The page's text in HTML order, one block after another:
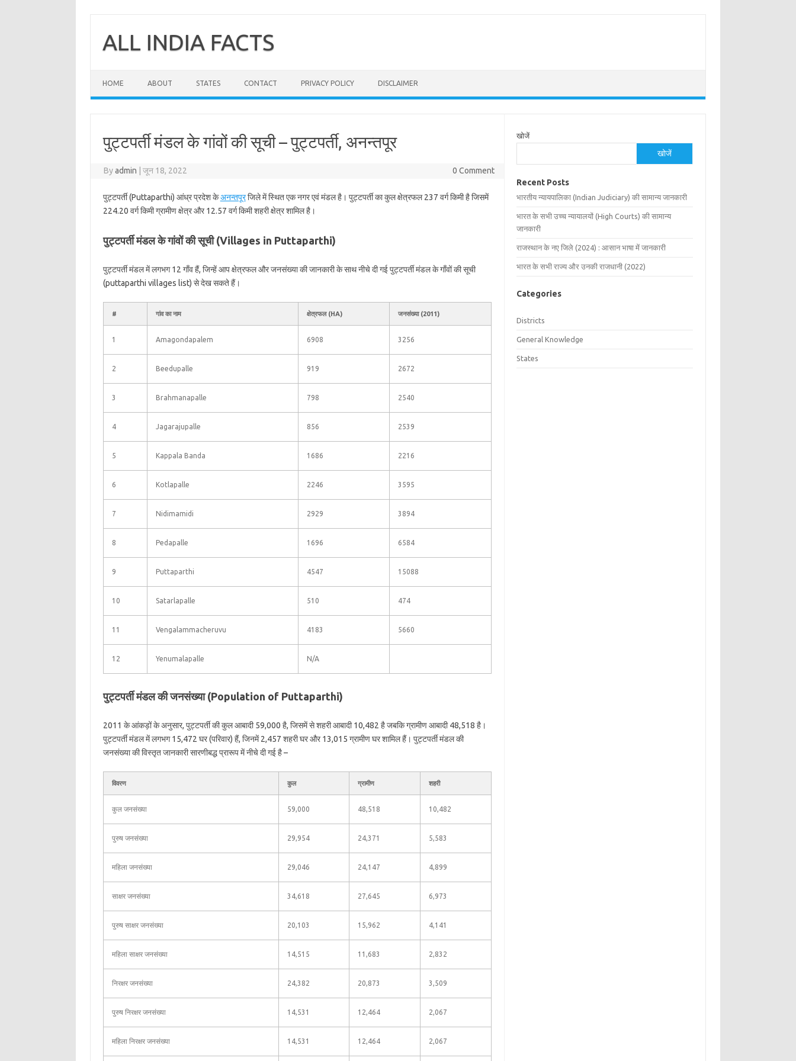
contentALL INDIA FACTS
HOME ABOUT STATES CONTACT PRIVACY POLICY DISCLAIMER
पुट्टपर्ती मंडल के गांवों की सूची – पुट्टपर्ती, अनन्तपूर
Byadmin जून 18, 2022 0 Comment
पुट्टपर्ती (Puttaparthi) आंध्र प्रदेश केअनन्तपूरजिले में स्थित एक नगर एवं मंडल है। पुट्टपर्ती का कुल क्षेत्रफल 237 वर्ग किमी है जिसमें
224.20 वर्ग किमी ग्रामीण क्षेत्र और 12.57 वर्ग किमी शहरी क्षेत्र शामिल है।
पुट्टपर्ती मंडल के गांवों की सूची (Villages in Puttaparthi)
पुट्टपर्ती मंडल में लगभग 12 गाँव हैं, जिन्हें आप क्षेत्रफल और जनसंख्या की जानकारी के साथ नीचे दी गई पुट्टपर्ती मंडल के गाँवों की सूची
(puttaparthi villages list) से देख सकते हैं।
# गांव का नाम क्षेत्रफल (HA) जनसंख्या (2011)
1 Amagondapalem 6908 3256
2 Beedupalle 919 2672
3 Brahmanapalle 798 2540
4 Jagarajupalle 856 2539
5 Kappala Banda 1686 2216
6 Kotlapalle 2246 3595
7 Nidimamidi 2929 3894
8 Pedapalle 1696 6584
9 Puttaparthi 4547 15088
10 Satarlapalle 510 474
11 Vengalammacheruvu 4183 5660
12 Yenumalapalle N/A
पुट्टपर्ती मंडल की जनसंख्या (Population of Puttaparthi)
2011 के आंकड़ों के अनुसार, पुट्टपर्ती की कुल आबादी 59,000 है, जिसमें से शहरी आबादी 10,482 है जबकि ग्रामीण आबादी 48,518 है।
पुट्टपर्ती मंडल में लगभग 15,472 घर (परिवार) हैं, जिनमें 2,457 शहरी घर और 13,015 ग्रामीण घर शामिल हैं। पुट्टपर्ती मंडल की
जनसंख्या की विस्तृत जानकारी सारणीबद्ध प्रारूप में नीचे दी गई है –
विवरण कुल ग्रामीण शहरी
कुल जनसंख्या 59,000 48,518 10,482
पुरुष जनसंख्या 29,954 24,371 5,583
महिला जनसंख्या 29,046 24,147 4,899
साक्षर जनसंख्या 34,618 27,645 6,973
पुरुष साक्षर जनसंख्या 20,103 15,962 4,141
महिला साक्षर जनसंख्या 14,515 11,683 2,832
निरक्षर जनसंख्या 24,382 20,873 3,509
पुरुष निरक्षर जनसंख्या 14,531 12,464 2,067
महिला निरक्षर जनसंख्या 14,531 12,464 2,067
खोजें
खोजें
Recent Posts
भारतीय न्यायपालिका (Indian Judiciary) की सामान्य जानकारी
भारत के सभी उच्च न्यायालयों (High Courts) की सामान्य
जानकारी
राजस्थान के नए जिले (2024) : आसान भाषा में जानकारी
भारत के सभी राज्य और उनकी राजधानी (2022)
Categories
Districts
General Knowledge
States